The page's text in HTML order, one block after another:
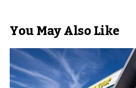
You May Also Like